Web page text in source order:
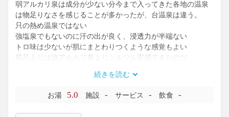
弱アルカリ泉は成分が少ない分今まで入ってきた各地の温泉
は物足りなさを感じることが多かったが、台温泉は違う。
只の熱め温泉ではない
強塩泉でもないのに汗の出が良く、浸透力が半端ない
トロ味は少ないが肌にまとわりつくような感覚もよい
風呂上りは強アルカリ泉よりツルツル実感できたのだ
立ち寄った各旅館は下の方から吹き上げ、程よく換水する
浴槽も小さめ入浴者も少ない、とあってヘタリは無い
続きを読む
お湯 5.0 施設 - サービス - 飲食 -